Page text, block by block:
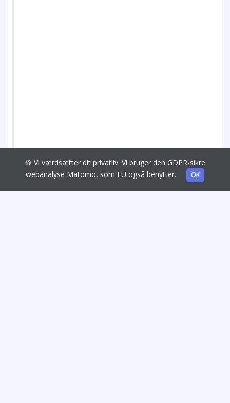
🍪 Vi værdsætter dit privatliv. Vi bruger den GDPR-sikre
webanalyse Matomo, som EU også benytter.
OK